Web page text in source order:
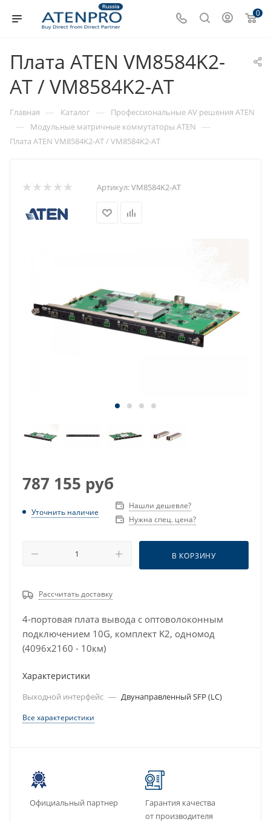
0
Плата ATEN VM8584K2-
AT / VM8584K2-AT
Главная — Каталог — Профессиональные AV решения ATEN
— Модульные матричные коммутаторы ATEN —
Плата ATEN VM8584K2-AT / VM8584K2-AT
Артикул:VM8584K2-AT
787 155 руб
Уточнить наличие
Нашли дешевле?
Нужна спец. цена?
В КОРЗИНУ
Рассчитать доставку
4-портовая плата вывода c оптоволоконным
подключением 10G, комплект K2, одномод
(4096x2160 - 10км)
Характеристики
Выходной интерфейс — Двунаправленный SFP (LC)
Все характеристики
Официальный партнер
Гарантия качества
от производителя